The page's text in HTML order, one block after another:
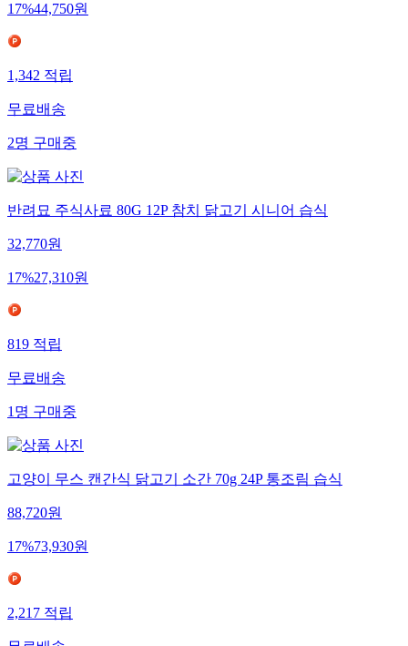
17%44,750원
1,342적립
무료배송
2명구매중
반려묘 주식사료 80G 12P 참치 닭고기 시니어 습식
32,770원
17%27,310원
819적립
무료배송
1명구매중
고양이 무스 캔간식 닭고기 소간 70g 24P 통조림 습식
88,720원
17%73,930원
2,217적립